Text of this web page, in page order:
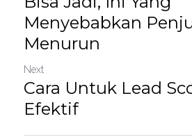
Menyebabkan
Menurun
Next
Cara Untuk Lead
Efektif